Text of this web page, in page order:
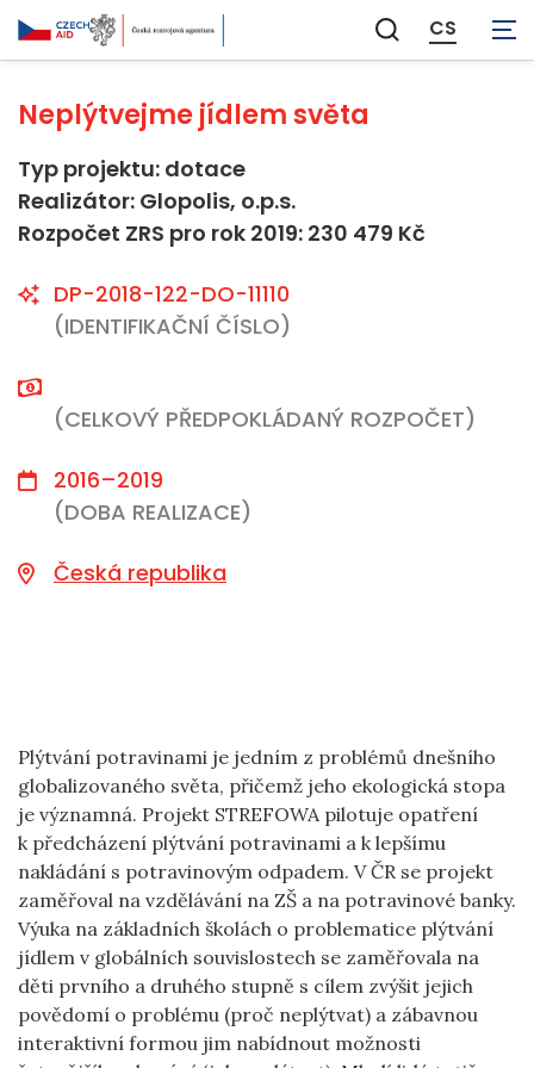
Zobrazit
vyhledávání
CS
Neaplikovatelné
Neplýtvejme jídlem světa
Typ projektu: dotace
Realizátor: Glopolis, o.p.s.
Rozpočet ZRS pro rok 2019: 230 479 Kč
DP-2018-122-DO-11110
(IDENTIFIKAČNÍ ČÍSLO)
(CELKOVÝ PŘEDPOKLÁDANÝ ROZPOČET)
2016–2019
(DOBA REALIZACE)
Česká republika
Plýtvání potravinami je jedním z problémů dnešního
globalizovaného světa, přičemž jeho ekologická stopa
je významná. Projekt STREFOWA pilotuje opatření
k předcházení plýtvání potravinami a k lepšímu
nakládání s potravinovým odpadem. V ČR se projekt
zaměřoval na vzdělávání na ZŠ a na potravinové banky.
Výuka na základních školách o problematice plýtvání
jídlem v globálních souvislostech se zaměřovala na
děti prvního a druhého stupně s cílem zvýšit jejich
povědomí o problému (proč neplýtvat) a zábavnou
interaktivní formou jim nabídnout možnosti